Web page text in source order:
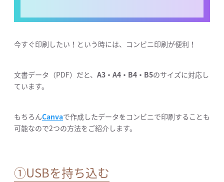
今すぐ印刷したい！という時には、コンビニ印刷が便利！
文書データ（PDF）だと、 A3・A4・B4・B5のサイズに対応し
ています。
もちろんCanvaで作成したデータをコンビニで印刷することも
可能なので2つの方法をご紹介します。
①USBを持ち込む